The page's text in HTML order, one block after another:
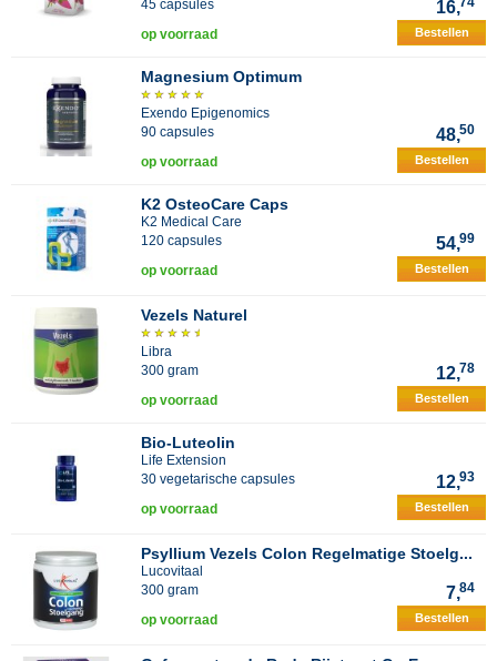
45 capsules
16,
op voorraad Bestellen
Magnesium Optimum
Exendo Epigenomics
90 capsules
48,50
op voorraad Bestellen
K2 OsteoCare Caps
K2 Medical Care
120 capsules
54,99
op voorraad Bestellen
Vezels Naturel
Libra
300 gram
12,78
op voorraad Bestellen
Bio-Luteolin
Life Extension
30 vegetarische capsules
12,93
op voorraad Bestellen
Psyllium Vezels Colon Regelmatige Stoelg...
Lucovitaal
300 gram
7,84
op voorraad Bestellen